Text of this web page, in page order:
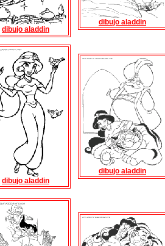
dibujo aladdin
dibujo aladdin
dibujo aladdin
dibujo aladdin